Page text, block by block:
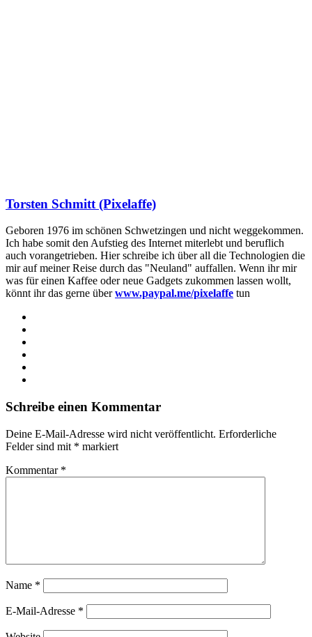
Torsten Schmitt (Pixelaffe)
Geboren 1976 im schönen Schwetzingen und nicht weggekommen.
Ich habe somit den Aufstieg des Internet miterlebt und beruflich
auch vorangetrieben. Hier schreibe ich über all die Technologien die
mir auf meiner Reise durch das "Neuland" auffallen. Wenn ihr mir
was für einen Kaffee oder neue Gadgets zukommen lassen wollt,
könnt ihr das gerne überwww.paypal.me/pixelaffe tun
Schreibe einen Kommentar
Deine E-Mail-Adresse wird nicht veröffentlicht. Erforderliche
Felder sind mit * markiert
Kommentar *
Name *
E-Mail-Adresse *